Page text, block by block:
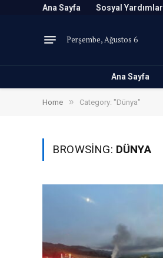
Ana Sayfa Sosyal Yardımlar
Perşembe, Ağustos 6
Ana Sayfa
Home » Category: "Dünya"
BROWSING: DÜNYA